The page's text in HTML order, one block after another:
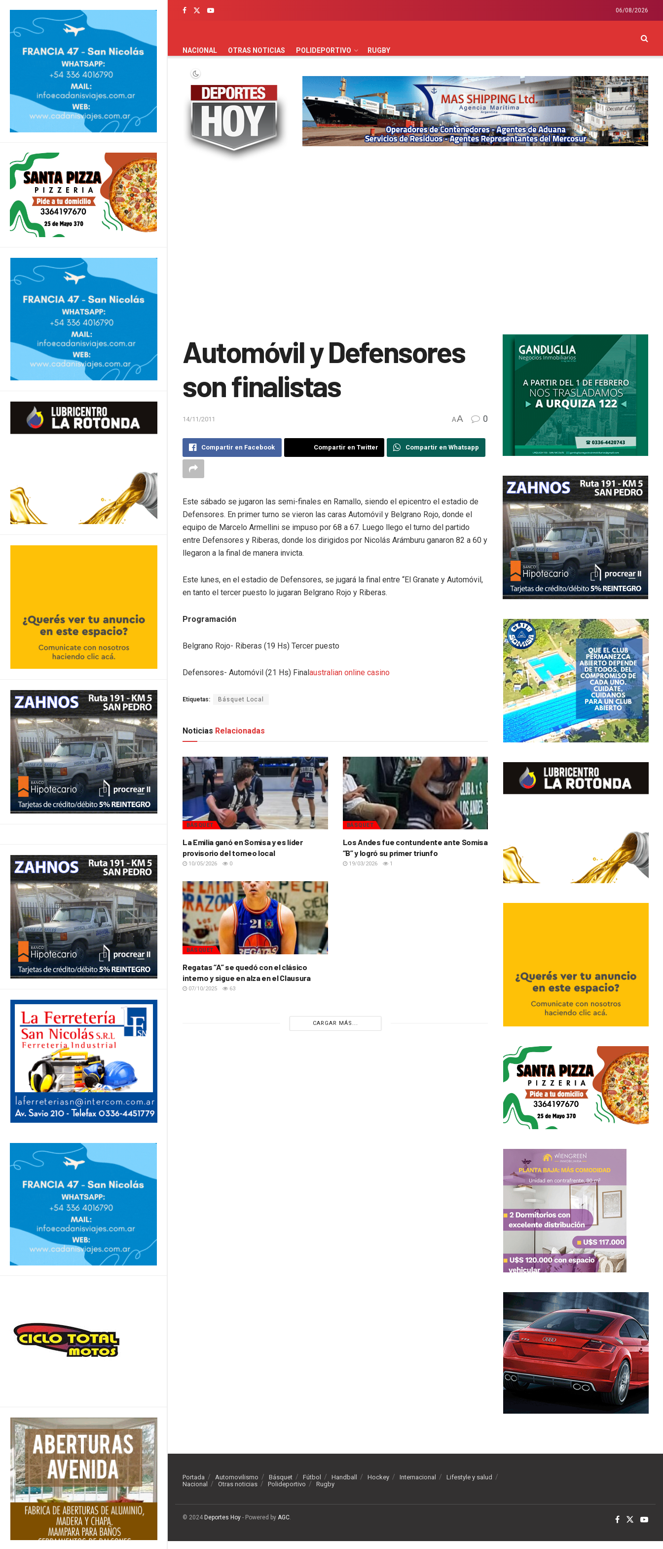
06/08/2026
PORTADA
NACIONAL OTRAS NOTICIAS POLIDEPORTIVO RUGBY
Automóvil y Defensores
son finalistas
14/11/2011 AA 0
Compartir en Facebook Compartir en Twitter Compartir en Whatsapp
Este sábado se jugaron las semi-finales en Ramallo, siendo el epicentro el estadio de
Defensores. En primer turno se vieron las caras Automóvil y Belgrano Rojo, donde el
equipo de Marcelo Armellini se impuso por 68 a 67. Luego llego el turno del partido
entre Defensores y Riberas, donde los dirigidos por Nicolás Arámburu ganaron 82 a 60 y
llegaron a la final de manera invicta.
Este lunes, en el estadio de Defensores, se jugará la final entre “El Granate y Automóvil,
en tanto el tercer puesto lo jugaran Belgrano Rojo y Riberas.
Programación
Belgrano Rojo- Riberas (19 Hs) Tercer puesto
Defensores- Automóvil (21 Hs) Finalaustralian online casino
Etiquetas: Básquet Local
Noticias Relacionadas
BÁSQUET
La Emilia ganó en Somisa y es líder
provisorio del torneo local
10/05/2026 0
BÁSQUET
Los Andes fue contundente ante Somisa
“B” y logró su primer triunfo
19/03/2026 1
BÁSQUET
Regatas “A” se quedó con el clásico
interno y sigue en alza en el Clausura
07/10/2025 63
CARGAR MÁS...
Portada Automovilismo Básquet Fútbol Handball Hockey Internacional
Lifestyle y salud
Nacional
Otras noticias Polideportivo Rugby
© 2024 Deportes Hoy - Powered by AGC.